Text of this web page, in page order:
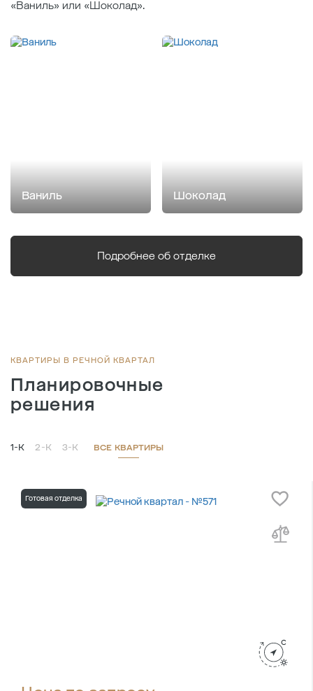
«Ваниль» или «Шоколад».
Ваниль Шоколад
Подробнее об отделке
КВАРТИРЫ В РЕЧНОЙ КВАРТАЛ
Планировочные
решения
1-К 2-К 3-К ВСЕ КВАРТИРЫ
Готовая отделка